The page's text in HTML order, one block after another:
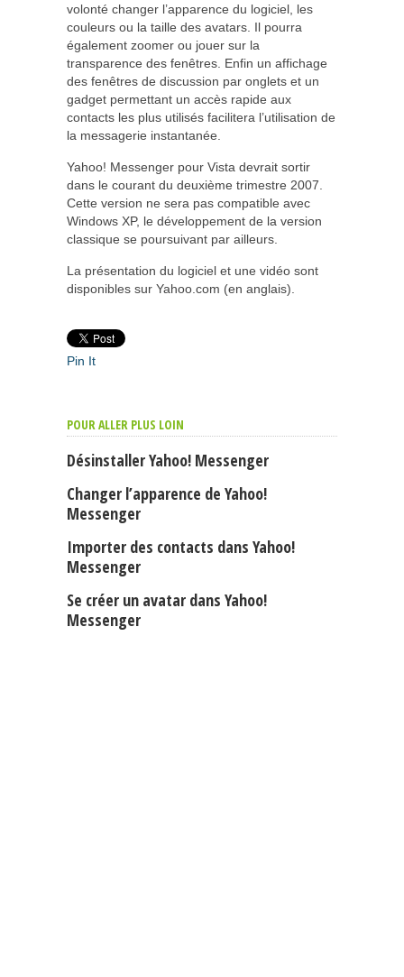
volonté changer l’apparence du logiciel, les
couleurs ou la taille des avatars. Il pourra
également zoomer ou jouer sur la
transparence des fenêtres. Enfin un affichage
des fenêtres de discussion par onglets et un
gadget permettant un accès rapide aux
contacts les plus utilisés facilitera l’utilisation de
la messagerie instantanée.
Yahoo! Messenger pour Vista devrait sortir
dans le courant du deuxième trimestre 2007.
Cette version ne sera pas compatible avec
Windows XP, le développement de la version
classique se poursuivant par ailleurs.
La présentation du logiciel et une vidéo sont
disponibles sur Yahoo.com (en anglais).
Pin It
POUR ALLER PLUS LOIN
Désinstaller Yahoo! Messenger
Changer l’apparence de Yahoo!
Messenger
Importer des contacts dans Yahoo!
Messenger
Se créer un avatar dans Yahoo!
Messenger